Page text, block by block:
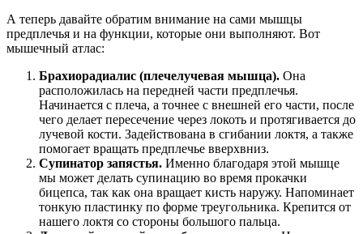
А теперь давайте обратим внимание на сами мышцы
предплечья и на функции, которые они выполняют. Вот
мышечный атлас:
Брахиорадиалис (плечелучевая мышца). Она
расположилась на передней части предплечья.
Начинается с плеча, а точнее с внешней его части, после
чего делает пересечение через локоть и протягивается до
лучевой кости. Задействована в сгибании локтя, а также
помогает вращать предплечье вверхвниз.
Супинатор запястья. Именно благодаря этой мышце
мы может делать супинацию во время прокачки
бицепса, так как она вращает кисть наружу. Напоминает
тонкую пластинку по форме треугольника. Крепится от
нашего локтя со стороны большого пальца.